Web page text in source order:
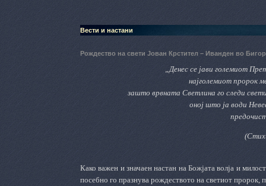
Вести и настани
Рождество на свети Јован Крстител – Иванден во
„Денес се јави големиот
најголемиот пророк
зашто врвната Светлина го следи
оној што ја води
Како важен и значаен настан на Божјата волја и
посебно го празнува рождеството на светиот пророк,